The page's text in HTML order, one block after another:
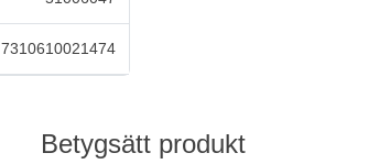
7310610021474
Betygsätt produkt